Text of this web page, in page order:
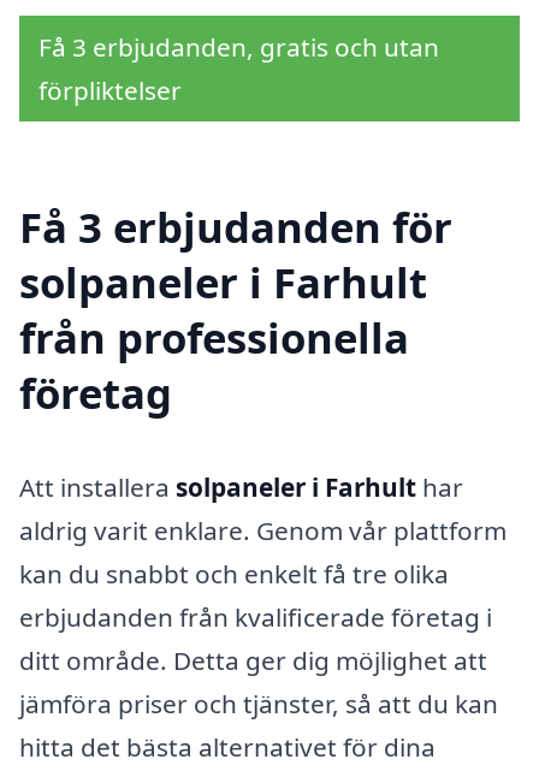
Få 3 erbjudanden, gratis och utan
förpliktelser
Få 3 erbjudanden för
solpaneler i Farhult
från professionella
företag
Att installera solpaneler i Farhult har
aldrig varit enklare. Genom vår plattform
kan du snabbt och enkelt få tre olika
erbjudanden från kvalificerade företag i
ditt område. Detta ger dig möjlighet att
jämföra priser och tjänster, så att du kan
hitta det bästa alternativet för dina